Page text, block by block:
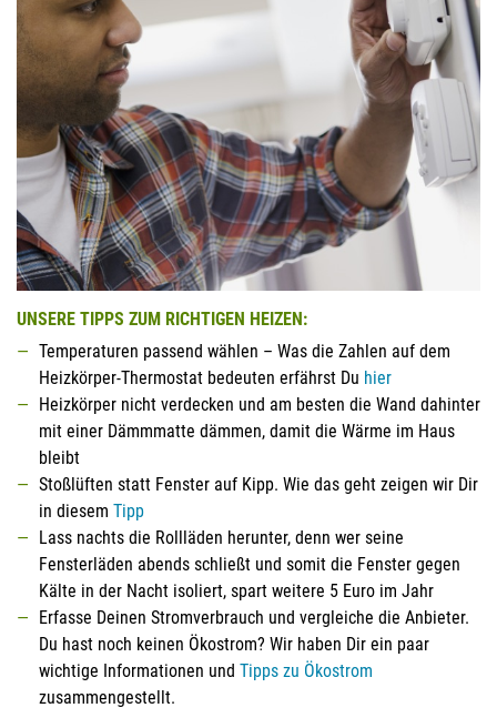
UNSERE TIPPS ZUM RICHTIGEN HEIZEN:
Temperaturen passend wählen – Was die Zahlen auf dem
Heizkörper-Thermostat bedeuten erfährst Du hier
Heizkörper nicht verdecken und am besten die Wand dahinter
mit einer Dämmmatte dämmen, damit die Wärme im Haus
bleibt
Stoßlüften statt Fenster auf Kipp. Wie das geht zeigen wir Dir
in diesem Tipp
Lass nachts die Rollläden herunter, denn wer seine
Fensterläden abends schließt und somit die Fenster gegen
Kälte in der Nacht isoliert, spart weitere 5 Euro im Jahr
Erfasse Deinen Stromverbrauch und vergleiche die Anbieter.
Du hast noch keinen Ökostrom? Wir haben Dir ein paar
wichtige Informationen und Tipps zu Ökostrom
zusammengestellt.